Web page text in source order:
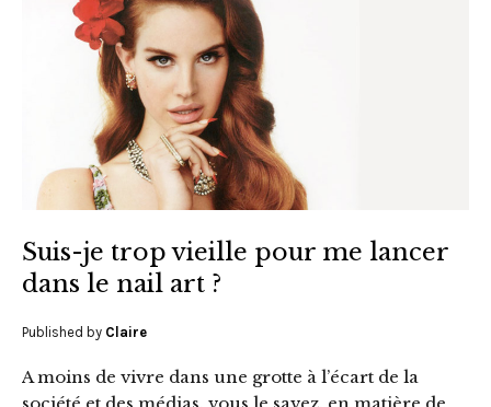
Suis-je trop vieille pour me lancer
dans le nail art ?
Published by Claire
A moins de vivre dans une grotte à l’écart de la